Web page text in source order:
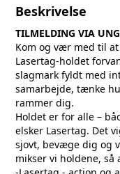
Beskrivelse
TILMELDING VIA
Kom og vær med til
Lasertag-holdet
slagmark fyldt med
samarbejde, tænke
rammer dig.
Holdet er for alle –
elsker Lasertag. Det
sjovt, bevæge dig og
mikser vi holdene,